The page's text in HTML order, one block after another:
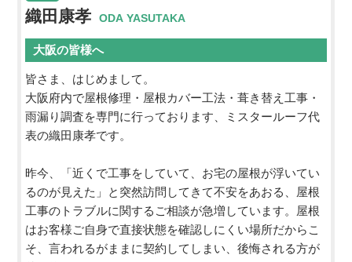
織田康孝 ODA YASUTAKA
大阪の皆様へ
皆さま、はじめまして。
大阪府内で屋根修理・屋根カバー工法・葺き替え工事・
雨漏り調査を専門に行っております、ミスタールーフ代
表の織田康孝です。
昨今、「近くで工事をしていて、お宅の屋根が浮いてい
るのが見えた」と突然訪問してきて不安をあおる、屋根
工事のトラブルに関するご相談が急増しています。屋根
はお客様ご自身で直接状態を確認しにくい場所だからこ
そ、言われるがままに契約してしまい、後悔される方が